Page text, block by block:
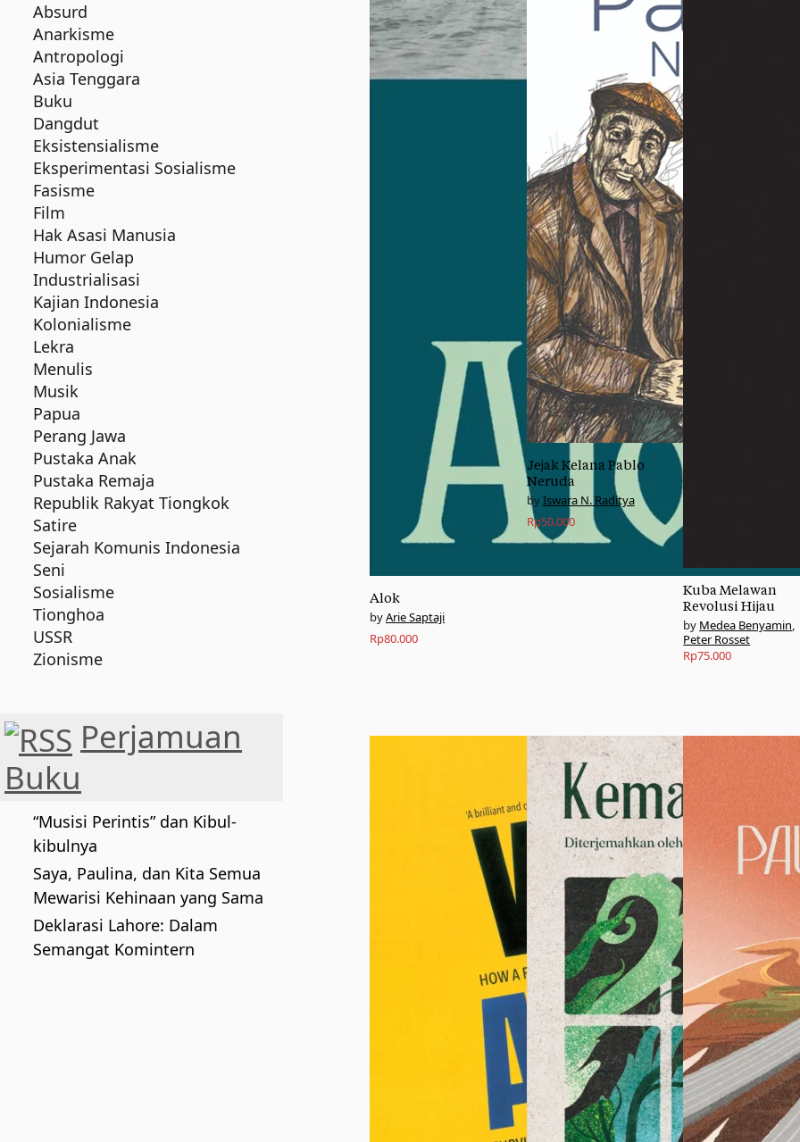
Alok
Arie Saptaji
Rp80.000
Jejak Kelana Pablo
Neruda
Iswara N. Raditya
Rp50.000
Kuba Melawan
Revolusi Hijau
Medea Benyamin,
Peter Rosset
Rp75.000
Absurd
Anarkisme
Antropologi
Asia Tenggara
Buku
Dangdut
Eksistensialisme
Eksperimentasi Sosialisme
Fasisme
Film
Hak Asasi Manusia
Humor Gelap
Industrialisasi
Kajian Indonesia
Kolonialisme
Lekra
Menulis
Musik
Papua
Perang Jawa
Pustaka Anak
Pustaka Remaja
Republik Rakyat Tiongkok
Satire
Sejarah Komunis Indonesia
Seni
Sosialisme
Tionghoa
USSR
Zionisme
Perjamuan
Buku
“Musisi Perintis” dan Kibul-
kibulnya
Saya, Paulina, dan Kita Semua
Mewarisi Kehinaan yang Sama
Deklarasi Lahore: Dalam
Semangat Komintern